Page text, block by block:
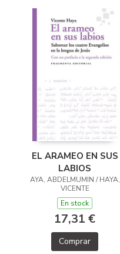
EL ARAMEO EN SUS
LABIOS
AYA, ABDELMUMIN / HAYA,
VICENTE
En stock
17,31 €
Comprar